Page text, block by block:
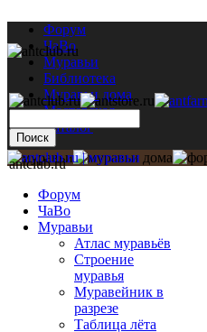
Форум
ЧаВо
Муравьи
Библиотека
Муравьи дома
Мастерская
Каталог
antclub.ru
Форум
ЧаВо
Муравьи
Атлас муравьёв
Строение
муравья
Муравейник в
разрезе
Таблица лёта